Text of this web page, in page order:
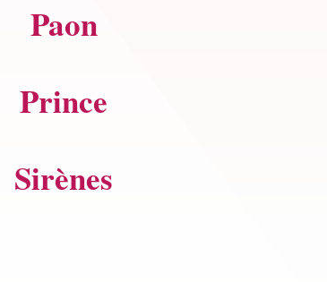
Paon
Prince
Sirènes